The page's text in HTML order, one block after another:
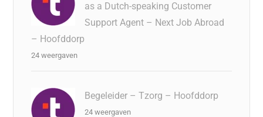
as a Dutch-speaking Customer
Support Agent – Next Job Abroad
– Hoofddorp
24 weergaven
Begeleider – Tzorg – Hoofddorp
24 weergaven